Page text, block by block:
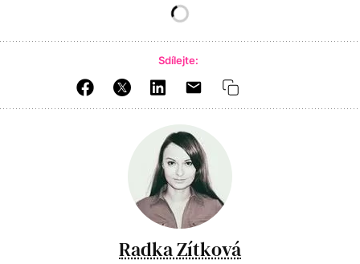
Sdílejte:
Radka Zítková